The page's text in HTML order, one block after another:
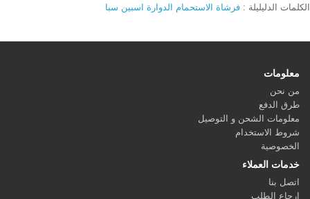
الكلمات الدليليلة : فرشاة الاستحمام الدوارة اسبين سبا
معلومات
من نحن
طرق الدفع
معلومات الشحن و التوصيل
شروط الاستخدام
الخصوصية
خدمات العملاء
اتصل بنا
إرجاع الطلب